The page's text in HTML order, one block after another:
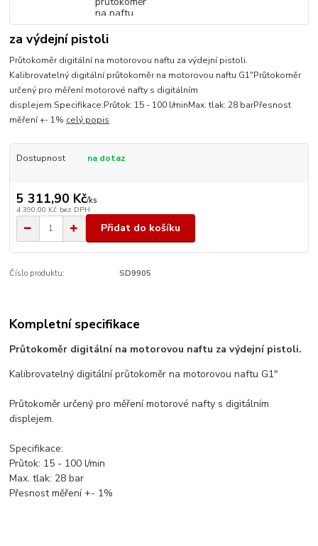
za výdejní pistoli
Průtokoměr digitální na motorovou naftu za výdejní pistoli.
Kalibrovatelný digitální průtokoměr na motorovou naftu G1"Průtokoměr
určený pro měření motorové nafty s digitálním
displejem.Specifikace:Průtok: 15 - 100 l/minMax. tlak: 28 barPřesnost
měření +- 1% celý popis
Dostupnost na dotaz
5 311,90 Kč/ks
4 390,00 Kč bez DPH
Přidat do košíku
Číslo produktu: SD9905
Kompletní specifikace
Průtokoměr digitální na motorovou naftu za výdejní pistoli.
Kalibrovatelný digitální průtokoměr na motorovou naftu G1"
Průtokoměr určený pro měření motorové nafty s digitálním
displejem.
Specifikace:
Průtok: 15 - 100 l/min
Max. tlak: 28 bar
Přesnost měření +- 1%